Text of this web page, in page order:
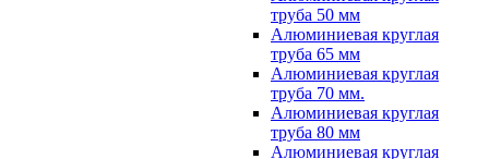
труба 50 мм
Алюминиевая круглая
труба 65 мм
Алюминиевая круглая
труба 70 мм.
Алюминиевая круглая
труба 80 мм
Алюминиевая круглая